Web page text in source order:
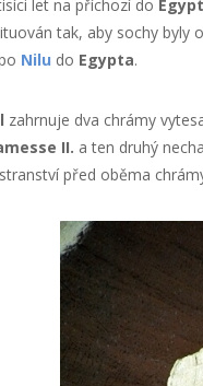
let na příchozí do
tak, aby sochy byly
Nilu do Egypta.
zahrnuje dva chrámy
II. a ten druhý
před oběma